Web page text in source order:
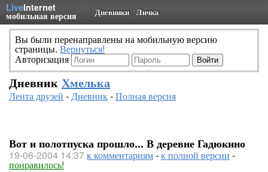
LiveInternet
мобильная версия Дневники Личка
Вы были перенаправлены на мобильную версию
страницы. Вернуться!
Авторизация
Дневник Хмелька
Лента друзей -Дневник-Полная версия
Вот и полотпуска прошло... В деревне Гадюкино
19-06-2004 14:37к комментариям-к полной версии -
понравилось!